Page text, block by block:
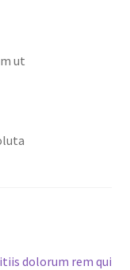
ut
dolorum rem qui